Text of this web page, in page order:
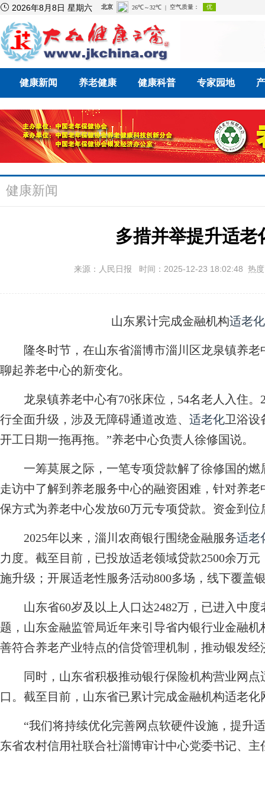
 2026年8月8日 星期六
健康新闻 养老健康 健康科普 专家园地
健康新闻
多措并举提升适老
来源：人民日报 时间：2025-12-23 18:02:48 热
山东累计完成金融机构适老化
隆冬时节，在山东省淄博市淄川区龙泉镇养老
聊起养老中心的新变化。
龙泉镇养老中心有70张床位，54名老人入住。
行全面升级，涉及无障碍通道改造、 适老化卫浴设
开工日期一拖再拖。”养老中心负责人徐修国说。
一筹莫展之际，一笔专项贷款解了徐修国的燃
走访中了解到养老服务中心的融资困难，针对养
保方式为养老中心发放60万元专项贷款。资金到
2025年以来，淄川农商银行围绕金融服务适老
力度。截至目前，已投放适老领域贷款2500余万
施升级；开展适老性服务活动800多场，线下覆盖
山东省60岁及以上人口达2482万，已进入中度
题，山东金融监管局近年来引导省内银行业金融
善符合养老产业特点的信贷管理机制，推动银发经
同时，山东省积极推动银行保险机构营业网点
口。截至目前，山东省已累计完成金融机构适老化
“我们将持续优化完善网点软硬件设施，提升适
东省农村信用社联合社淄博审计中心党委书记、